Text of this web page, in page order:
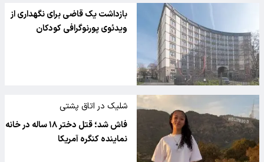
بازداشت یک قاضی برای نگهداری از
ویدئوی پورنوگرافی کودکان
شلیک در اتاق پشتی
فاش شد؛ قتل دختر ۱۸ ساله در خانه
نماینده کنگره آمریکا